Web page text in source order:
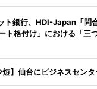
ト銀行、HDI-Japan「問
ト格付け」における「三
短】仙台にビジネスセン